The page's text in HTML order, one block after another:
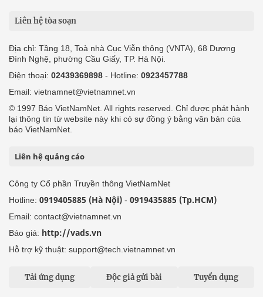
Liên hệ tòa soạn
Địa chỉ: Tầng 18, Toà nhà Cục Viễn thông (VNTA), 68 Dương
Đình Nghệ, phường Cầu Giấy, TP. Hà Nội.
Điện thoại: 02439369898 - Hotline: 0923457788
Email: vietnamnet@vietnamnet.vn
© 1997 Báo VietNamNet. All rights reserved. Chỉ được phát hành
lại thông tin từ website này khi có sự đồng ý bằng văn bản của
báo VietNamNet.
Liên hệ quảng cáo
Công ty Cổ phần Truyền thông VietNamNet
Hotline: 0919405885 (Hà Nội) - 0919435885 (Tp.HCM)
Email: contact@vietnamnet.vn
Báo giá: http://vads.vn
Hỗ trợ kỹ thuật: support@tech.vietnamnet.vn
Tải ứng dụng Độc giả gửi bài Tuyển dụng